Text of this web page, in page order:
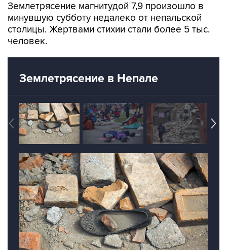
Землетрясение магнитудой 7,9 произошло в
минувшую субботу недалеко от непальской
столицы. Жертвами стихии стали более 5 тыс.
человек.
Землетрясение в Непале